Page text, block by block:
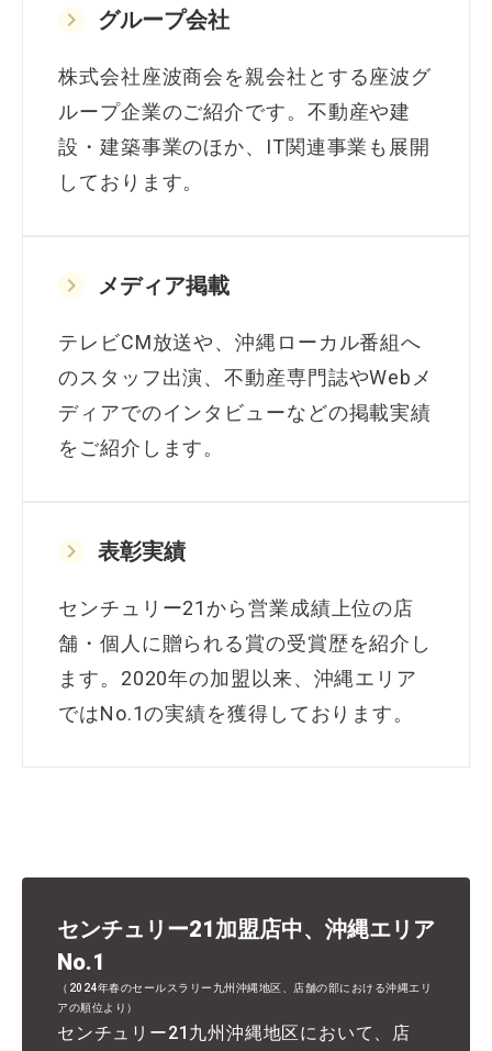
keyboard_arrow_right グループ会社
株式会社座波商会を親会社とする座波グ
ループ企業のご紹介です。不動産や建
設・建築事業のほか、IT関連事業も展開
しております。
keyboard_arrow_right メディア掲載
テレビCM放送や、沖縄ローカル番組へ
のスタッフ出演、不動産専門誌やWebメ
ディアでのインタビューなどの掲載実績
をご紹介します。
keyboard_arrow_right 表彰実績
センチュリー21から営業成績上位の店
舗・個人に贈られる賞の受賞歴を紹介し
ます。2020年の加盟以来、沖縄エリア
ではNo.1の実績を獲得しております。
センチュリー21加盟店中、沖縄エリア
No.1
（2024年春のセールスラリー九州沖縄地区、店舗の部における沖縄エリ
アの順位より）
センチュリー21九州沖縄地区において、店